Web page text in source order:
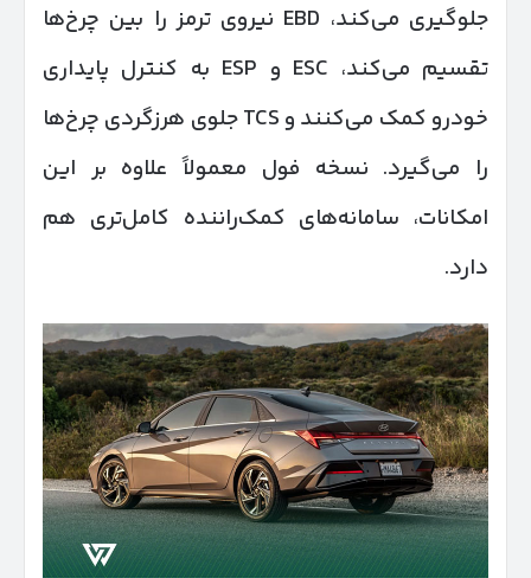
جلوگیری می‌کند، EBD نیروی ترمز را بین چرخ‌ها
تقسیم می‌کند، ESC و ESP به کنترل پایداری
خودرو کمک می‌کنند و TCS جلوی هرزگردی چرخ‌ها
را می‌گیرد. نسخه فول معمولاً علاوه بر این
امکانات، سامانه‌های کمک‌راننده کامل‌تری هم
دارد.